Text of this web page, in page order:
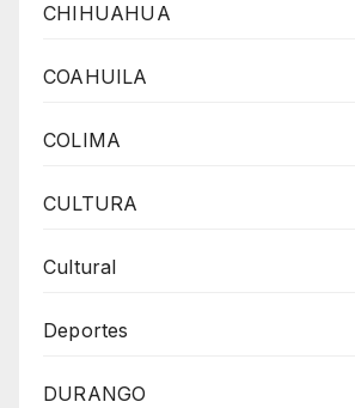
CHIHUAHUA
COAHUILA
COLIMA
CULTURA
Cultural
Deportes
DURANGO